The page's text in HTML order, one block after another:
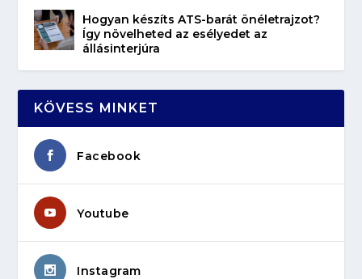
Hogyan készíts ATS-barát önéletrajzot?
Így növelheted az esélyedet az
állásinterjúra
KÖVESS MINKET
Facebook
Youtube
Instagram